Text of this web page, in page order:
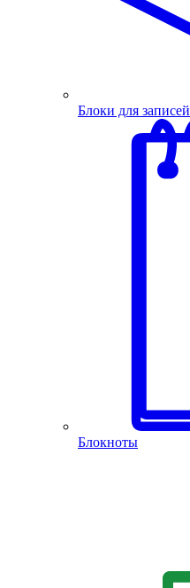
Блоки для записей
Блокноты